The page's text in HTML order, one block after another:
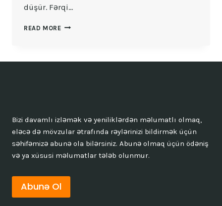
düşür. Fərqi…
READ MORE İQTISADÇI
Bizi davamlı izləmək və yeniliklərdən məlumatlı olmaq,
eləcə də mövzular ətrafında rəylərinizi bildirmək üçün
səhifəmizə abunə ola bilərsiniz. Abunə olmaq üçün ödəniş
və ya xüsusi məlumatlar tələb olunmur.
Abunə Ol